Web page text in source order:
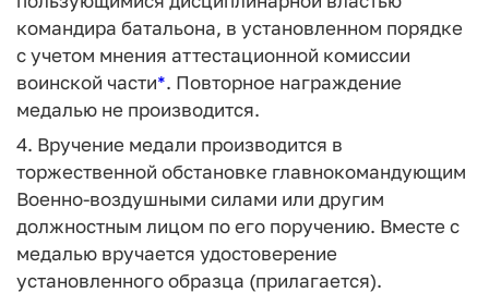
командира батальона, в установленном порядке
с учетом мнения аттестационной комиссии
воинской части*. Повторное награждение
медалью не производится.
4. Вручение медали производится в
торжественной обстановке главнокомандующим
Военно-воздушными силами или другим
должностным лицом по его поручению. Вместе с
медалью вручается удостоверение
установленного образца (прилагается).